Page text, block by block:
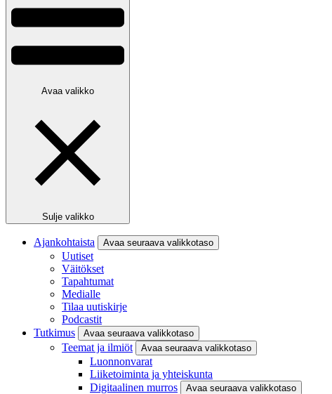
Avaa valikko
Sulje valikko
Ajankohtaista Avaa seuraava valikkotaso
Uutiset
Väitökset
Tapahtumat
Medialle
Tilaa uutiskirje
Podcastit
Tutkimus
Avaa seuraava valikkotaso
Teemat ja ilmiöt Avaa seuraava valikkotaso
Luonnonvarat
Liiketoiminta ja yhteiskunta
Digitaalinen murros
Avaa seuraava valikkotaso